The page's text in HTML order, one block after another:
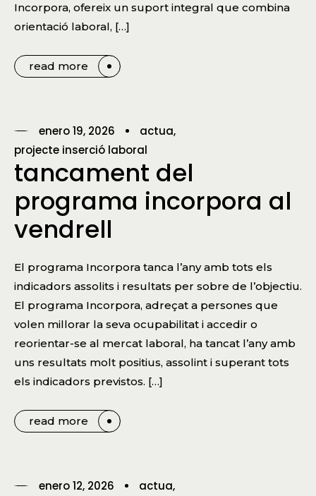
Incorpora, ofereix un suport integral que combina
orientació laboral, […]
read more
enero 19, 2026
actua
projecte inserció laboral
tancament del
programa incorpora al
vendrell
El programa Incorpora tanca l’any amb tots els
indicadors assolits i resultats per sobre de l’objectiu.
El programa Incorpora, adreçat a persones que
volen millorar la seva ocupabilitat i accedir o
reorientar-se al mercat laboral, ha tancat l’any amb
uns resultats molt positius, assolint i superant tots
els indicadors previstos. […]
read more
enero 12, 2026
actua